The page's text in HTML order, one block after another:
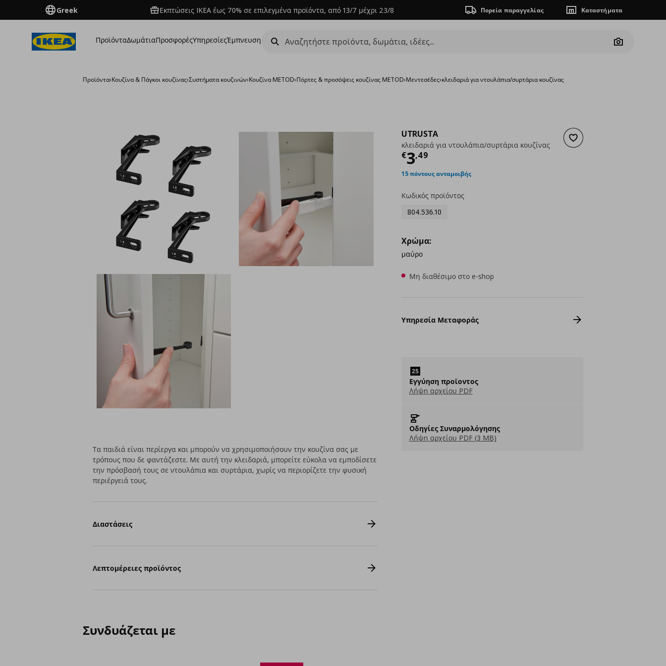
Greek Εκπτώσεις IKEA έως 70% σε επιλεγμένα προϊόντα, από 13/7 μέχρι 23/8 Πορεία παραγγελίας Καταστήματα
ΠροϊόνταΔωμάτιαΠροσφορέςΥπηρεσίεςΈμπνευση
Camera
Προϊόντα›Κουζίνα & Πάγκοι κουζίνας›Συστήματα κουζινών›Κουζίνα METOD›Πόρτες & προσόψεις κουζίνας METOD›Μεντεσέδες›κλειδαριά για ντουλάπια/συρτάρια κουζίνας
Προσθήκη στα αγαπημένα
UTRUSTA
κλειδαριά για ντουλάπια/συρτάρια κουζίνας
€3,49
Τρέχουσα τιμή
15 πόντους ανταμοιβής
Κωδικός προϊόντος
804.536.10
Χρώμα:
μαύρο
Μη διαθέσιμο στο e-shop
Υπηρεσία Μεταφοράς
Εγγύηση προϊοντος
Λήψη αρχείου PDF
Οδηγίες Συναρμολόγησης
Λήψη αρχείου PDF (3 MB)
Τα παιδιά είναι περίεργα και μπορούν να χρησιμοποιήσουν την κουζίνα σας με
τρόπους που δε φαντάζεστε. Με αυτή την κλειδαριά, μπορείτε εύκολα να εμποδίσετε
την πρόσβασή τους σε ντουλάπια και συρτάρια, χωρίς να περιορίζετε την φυσική
περιέργειά τους.
Διαστάσεις
Λεπτομέρειες προϊόντος
Συνδυάζεται με